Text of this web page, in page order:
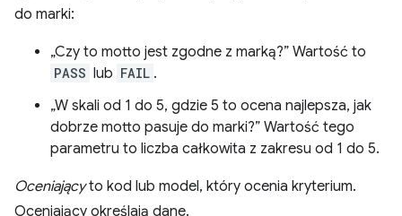
do marki:
„Czy to motto jest zgodne z marką?” Wartość to
PASS lub FAIL .
„W skali od 1 do 5, gdzie 5 to ocena najlepsza, jak
dobrze motto pasuje do marki?” Wartość tego
parametru to liczba całkowita z zakresu od 1 do 5.
Oceniającyto kod lub model, który ocenia kryterium.
Oceniający określają dane.